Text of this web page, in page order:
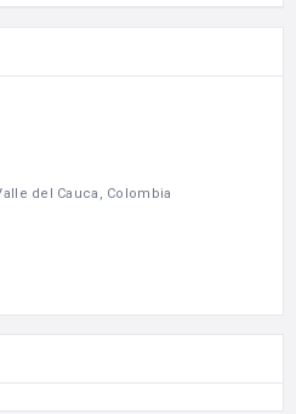
del Cauca, Colombia